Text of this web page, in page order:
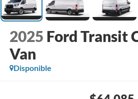
2025 Ford Transit
Van
Disponible